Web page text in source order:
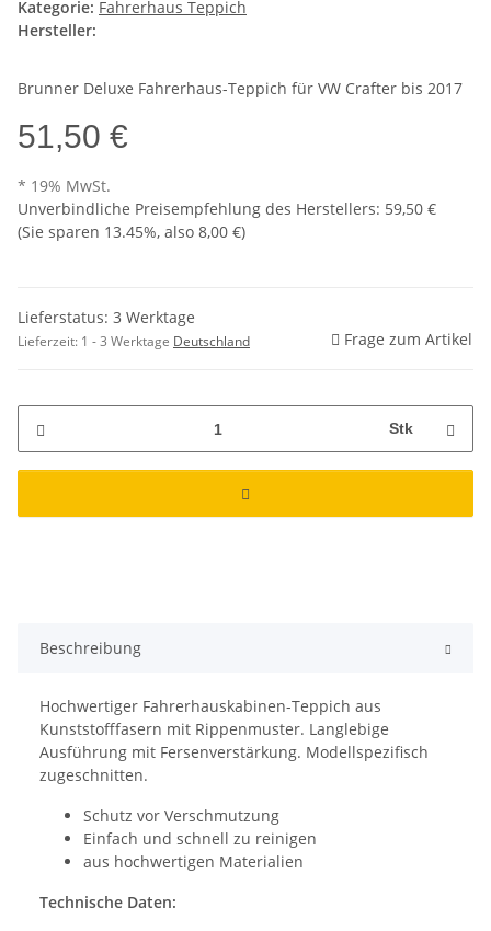
Kategorie: Fahrerhaus Teppich
Hersteller:
Brunner Deluxe Fahrerhaus-Teppich für VW Crafter bis 2017
51,50 €
* 19% MwSt.
Unverbindliche Preisempfehlung des Herstellers: 59,50 €
(Sie sparen 13.45%, also 8,00 €)
Lieferstatus: 3 Werktage
Lieferzeit: 1 - 3 Werktage Deutschland Frage zum Artikel
Stk
Beschreibung
Hochwertiger Fahrerhauskabinen-Teppich aus
Kunststofffasern mit Rippenmuster. Langlebige
Ausführung mit Fersenverstärkung. Modellspezifisch
zugeschnitten.
Schutz vor Verschmutzung
Einfach und schnell zu reinigen
aus hochwertigen Materialien
Technische Daten: